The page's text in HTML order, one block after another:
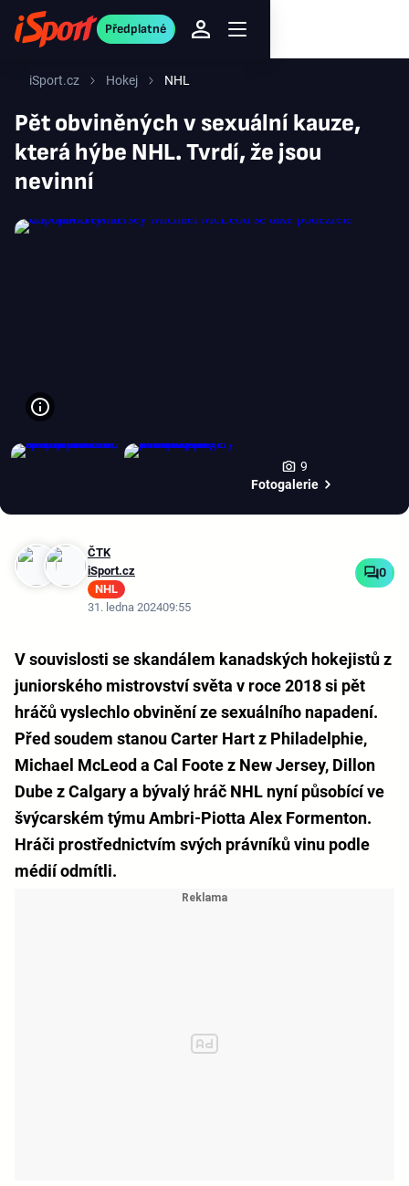
Předplatné
iSport.cz Hokej NHL
Pět obviněných v sexuální kauze,
která hýbe NHL. Tvrdí, že jsou
nevinní
9
Fotogalerie
ČTK
iSport.cz
NHL
31. ledna 202409:55
0
V souvislosti se skandálem kanadských hokejistů z
juniorského mistrovství světa v roce 2018 si pět
hráčů vyslechlo obvinění ze sexuálního napadení.
Před soudem stanou Carter Hart z Philadelphie,
Michael McLeod a Cal Foote z New Jersey, Dillon
Dube z Calgary a bývalý hráč NHL nyní působící ve
švýcarském týmu Ambri-Piotta Alex Formenton.
Hráči prostřednictvím svých právníků vinu podle
médií odmítli.